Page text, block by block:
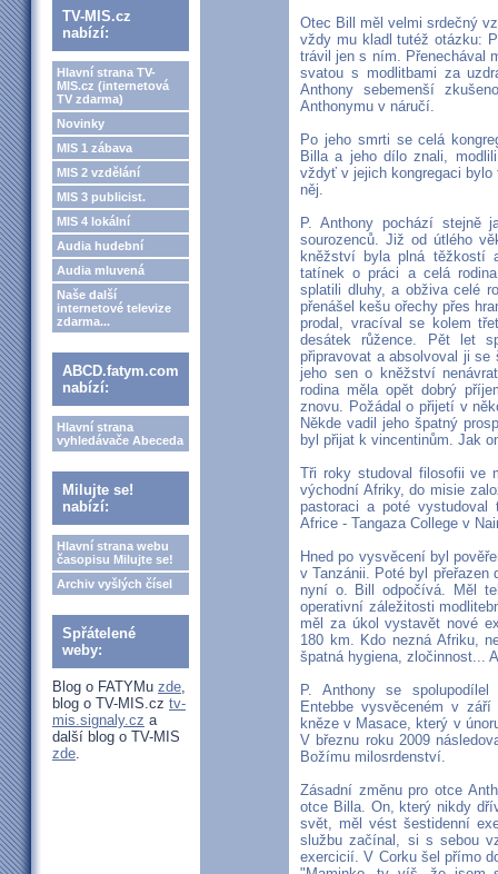
TV-MIS.cz
nabízí:
Hlavní strana TV-
MIS.cz (internetová
TV zdarma)
Novinky
MIS 1 zábava
MIS 2 vzdělání
MIS 3 publicist.
MIS 4 lokální
Audia hudební
Audia mluvená
Naše další
internetové televize
zdarma...
ABCD.fatym.com
nabízí:
Hlavní strana
vyhledávače Abeceda
Milujte se!
nabízí:
Hlavní strana webu
časopisu Milujte se!
Archiv vyšlých čísel
Spřátelené
weby:
Blog o FATYMu zde,
blog o TV-MIS.cz tv-
mis.signaly.cz a
další blog o TV-MIS
zde.
Otec Bill měl velmi srdečný
vždy mu kladl tutéž otázku:
trávil jen s ním. Přenechával
svatou s modlitbami za
Anthony sebemenší
Anthonymu v náručí.
Po jeho smrti se celá
Billa a jeho dílo znali,
vždyť v jejich kongregaci
něj.
P. Anthony pochází
sourozenců. Již od útlého
kněžství byla plná těžkostí
tatínek o práci a celá
splatili dluhy, a obživa celé
přenášel kešu ořechy přes
prodal, vracíval se kolem
desátek růžence. Pět let
připravovat a absolvoval ji
jeho sen o kněžství
rodina měla opět dobrý
znovu. Požádal o přijetí v
Někde vadil jeho špatný
byl přijat k vincentinům. Jak
Tři roky studoval filosofii ve
východní Afriky, do misie
pastoraci a poté vystudoval
Africe - Tangaza College v
Hned po vysvěcení byl
v Tanzánii. Poté byl přeřazen
nyní o. Bill odpočívá. Měl
operativní záležitosti
měl za úkol vystavět nové
180 km. Kdo nezná Afriku,
špatná hygiena, zločinnost...
P. Anthony se
Entebbe vysvěceném v
kněze v Masace, který v
V březnu roku 2009
Božímu milosrdenství.
Zásadní změnu pro otce
otce Billa. On, který nikdy
svět, měl vést šestidenní
službu začínal, si s sebou
exercicií. V Corku šel přímo